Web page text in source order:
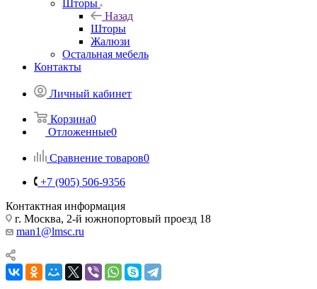
Шторы
Назад
Шторы
Жалюзи
Остальная мебель
Контакты
Личный кабинет
Корзина0
Отложенные0
Сравнение товаров0
+7 (905) 506-9356
Контактная информация
г. Москва, 2-й южнопортовый проезд 18
man1@lmsc.ru